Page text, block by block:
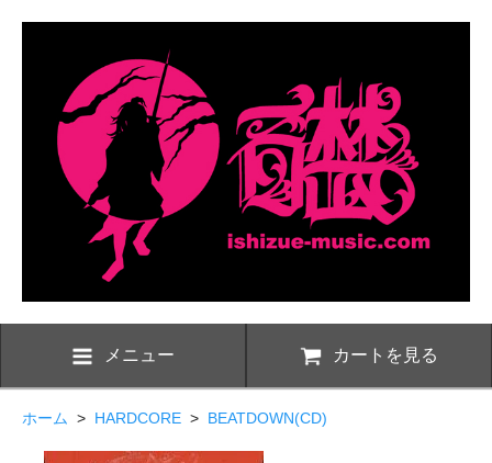
メニュー カートを見る
ホーム > HARDCORE > BEATDOWN(CD)